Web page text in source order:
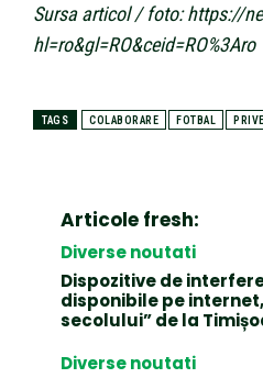
Sursa articol / foto: https://
hl=ro&gl=RO&ceid=RO%3Aro
TAGS COLABORARE FOTBAL
Articole fresh:
Diverse noutati
Dispozitive de
disponibile pe
secolului” de la
Diverse noutati